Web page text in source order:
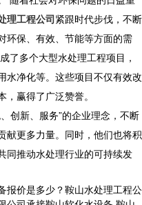
理工程公司紧跟时代步伐，不断
环保、有效、节能等方面的需
了多个大型水处理工程项目，
水净化等。这些项目不仅有效改
赢得了广泛赞誉。
创新、服务”的企业理念，不断
献更多力量。同时，他们也将积
同推动水处理行业的可持续发
报价是多少？鞍山水处理工程公